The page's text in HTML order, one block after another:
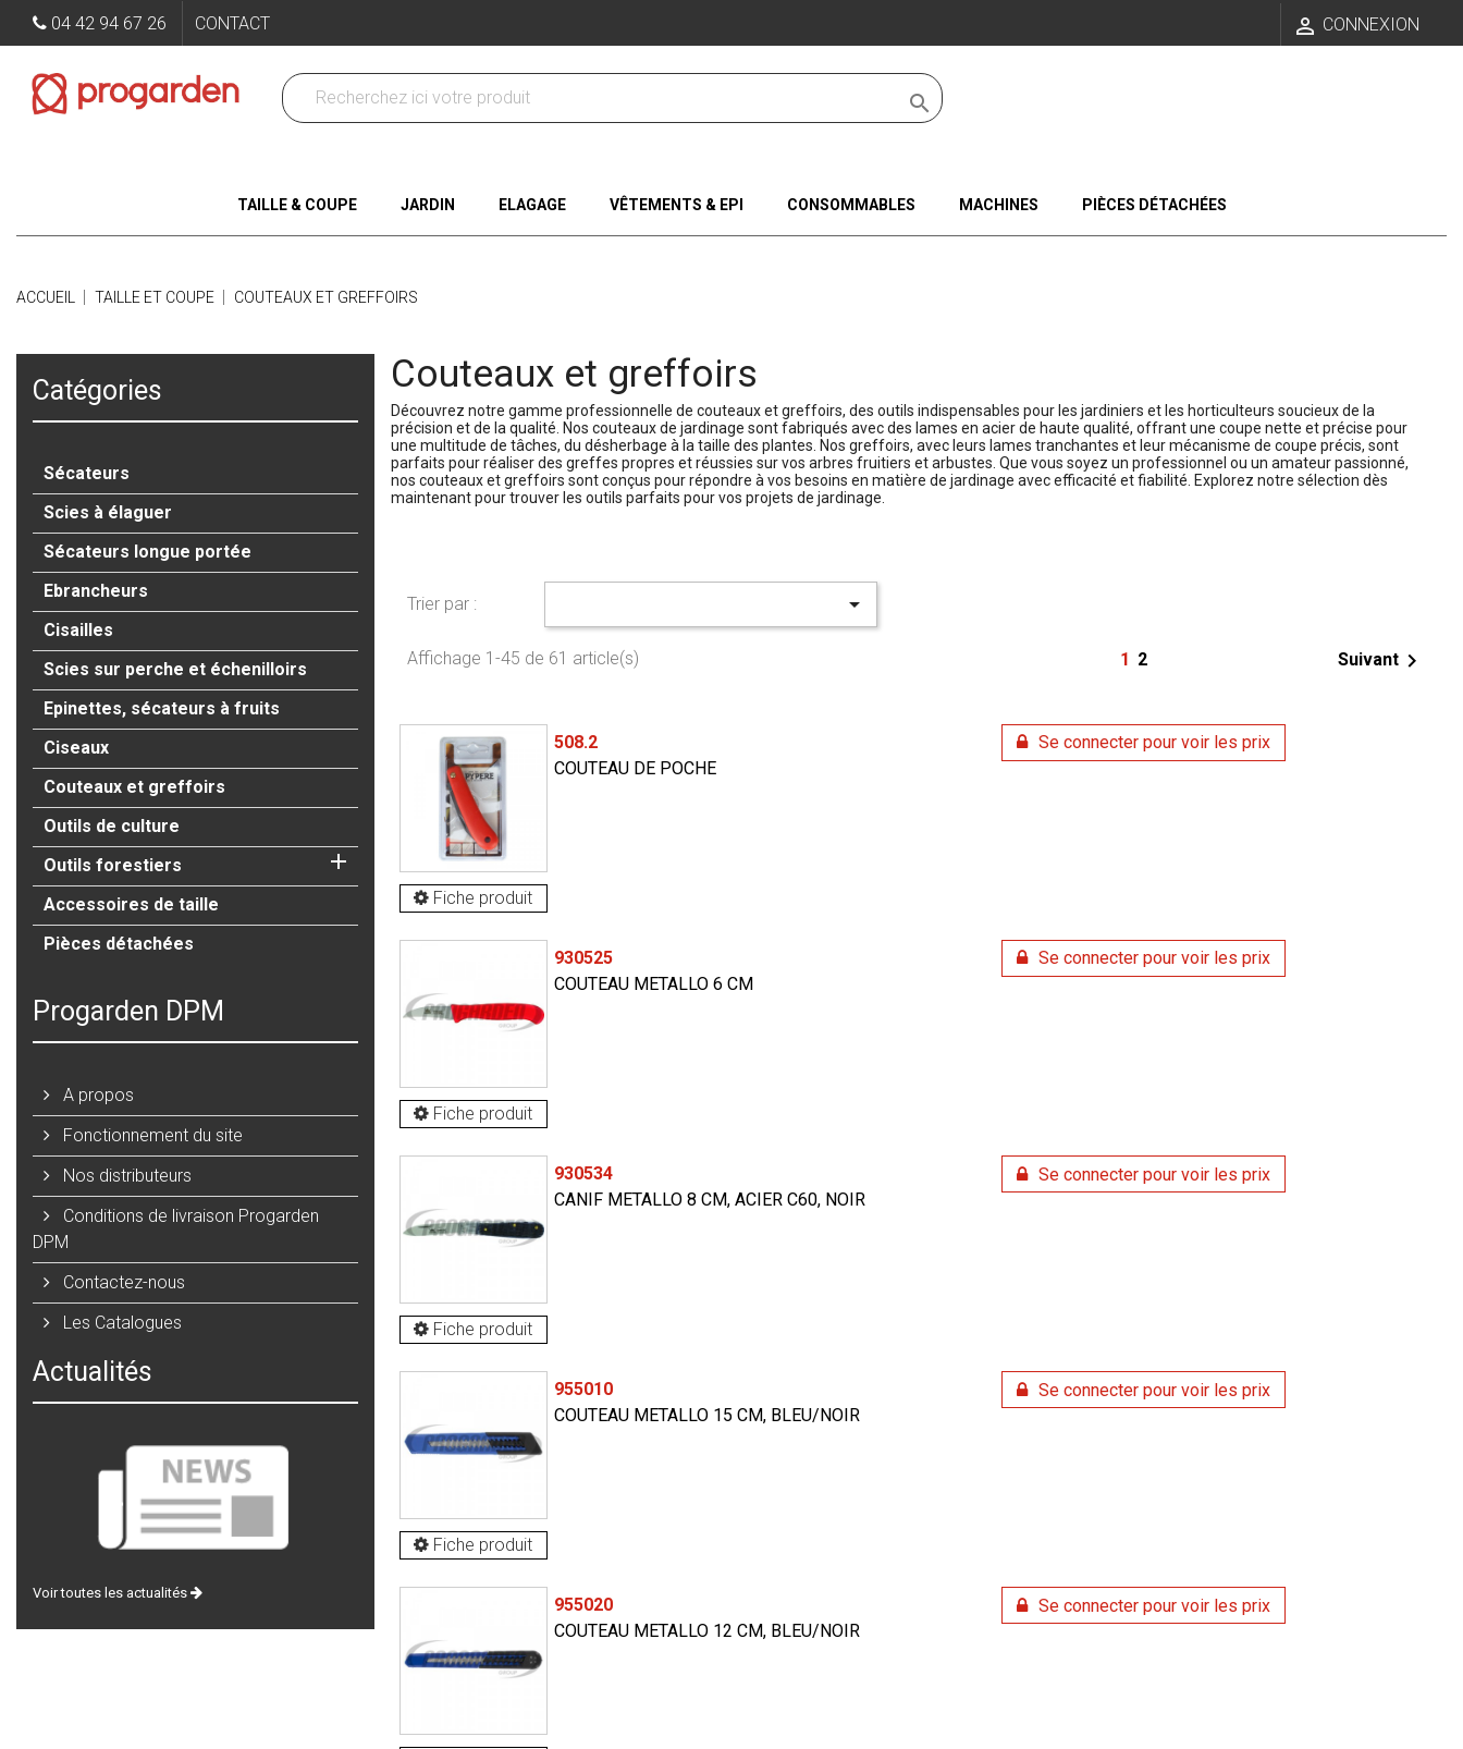
04 42 94 67 26 CONTACT  CONNEXION

TAILLE & COUPE JARDIN ELAGAGE VÊTEMENTS & EPI CONSOMMABLES MACHINES PIÈCES DÉTACHÉES
ACCUEIL TAILLE ET COUPE COUTEAUX ET GREFFOIRS
Catégories
Sécateurs
Scies à élaguer
Sécateurs longue portée
Ebrancheurs
Cisailles
Scies sur perche et échenilloirs
Epinettes, sécateurs à fruits
Ciseaux
Couteaux et greffoirs
Outils de culture
Outils forestiers

Accessoires de taille
Pièces détachées
Progarden DPM
A propos
Fonctionnement du site
Nos distributeurs
Conditions de livraison Progarden
DPM
Contactez-nous
Les Catalogues
Actualités
Voir toutes les actualités
Couteaux et greffoirs
Découvrez notre gamme professionnelle de couteaux et greffoirs, des outils indispensables pour les jardiniers et les horticulteurs soucieux de la
précision et de la qualité. Nos couteaux de jardinage sont fabriqués avec des lames en acier de haute qualité, offrant une coupe nette et précise pour
une multitude de tâches, du désherbage à la taille des plantes. Nos greffoirs, avec leurs lames tranchantes et leur mécanisme de coupe précis, sont
parfaits pour réaliser des greffes propres et réussies sur vos arbres fruitiers et arbustes. Que vous soyez un professionnel ou un amateur passionné,
nos couteaux et greffoirs sont conçus pour répondre à vos besoins en matière de jardinage avec efficacité et fiabilité. Explorez notre sélection dès
maintenant pour trouver les outils parfaits pour vos projets de jardinage.
Trier par : 
Affichage 1-45 de 61 article(s) 1 2 Suivant 
Fiche produit
508.2
COUTEAU DE POCHE
Se connecter pour voir les prix
Fiche produit
930525
COUTEAU METALLO 6 CM
Se connecter pour voir les prix
Fiche produit
930534
CANIF METALLO 8 CM, ACIER C60, NOIR
Se connecter pour voir les prix
Fiche produit
955010
COUTEAU METALLO 15 CM, BLEU/NOIR
Se connecter pour voir les prix
955020
COUTEAU METALLO 12 CM, BLEU/NOIR
Se connecter pour voir les prix